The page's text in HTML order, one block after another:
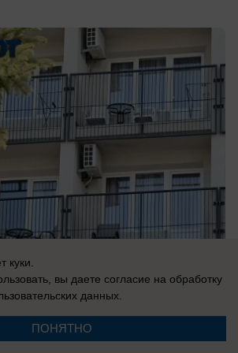
2
куки.
вы даете согласие на обработку
данных.
ПОНЯТНО